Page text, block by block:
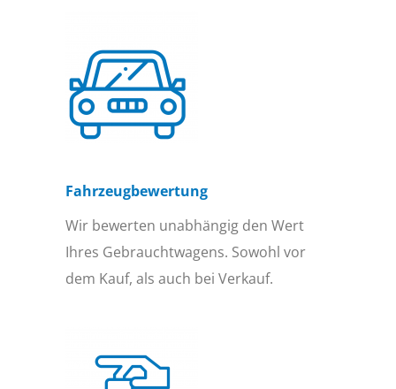
Fahrzeugbewertung
Wir bewerten unabhängig den Wert
Ihres Gebrauchtwagens. Sowohl vor
dem Kauf, als auch bei Verkauf.